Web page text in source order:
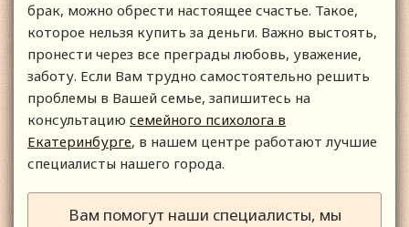
брак, можно обрести настоящее счастье. Такое,
которое нельзя купить за деньги. Важно выстоять,
пронести через все преграды любовь, уважение,
заботу. Если Вам трудно самостоятельно решить
проблемы в Вашей семье, запишитесь на
консультацию семейного психолога в
Екатеринбурге, в нашем центре работают лучшие
специалисты нашего города.
Вам помогут наши специалисты, мы